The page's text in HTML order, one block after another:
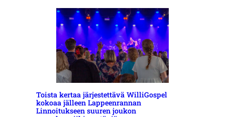
Toista kertaa järjestettävä WilliGospel
kokoaa jälleen Lappeenrannan
Linnoitukseen suuren joukon